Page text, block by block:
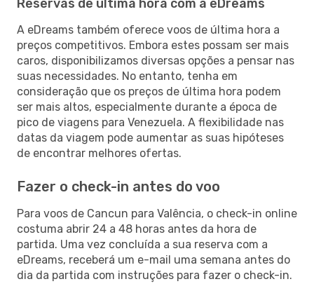
Reservas de última hora com a eDreams
A eDreams também oferece voos de última hora a
preços competitivos. Embora estes possam ser mais
caros, disponibilizamos diversas opções a pensar nas
suas necessidades. No entanto, tenha em
consideração que os preços de última hora podem
ser mais altos, especialmente durante a época de
pico de viagens para Venezuela. A flexibilidade nas
datas da viagem pode aumentar as suas hipóteses
de encontrar melhores ofertas.
Fazer o check-in antes do voo
Para voos de Cancun para Valência, o check-in online
costuma abrir 24 a 48 horas antes da hora de
partida. Uma vez concluída a sua reserva com a
eDreams, receberá um e-mail uma semana antes do
dia da partida com instruções para fazer o check-in.